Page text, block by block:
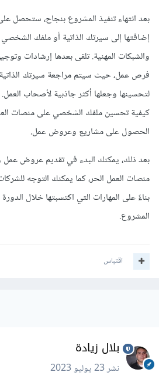
بعد انتهاء تنفيذ المشروع بنجاح، ستحصل
إضافتها إلى سيرتك الذاتية أو ملفك
والشبكات المهنية. تلقى بعدها إرشادات
فرص عمل، حيث سيتم مراجعة سيرتك
لتحسينها وجعلها أكثر جاذبية لأصحاب
كيفية تحسين ملفك الشخصي على منصات
الحصول على مشاريع وعروض عمل.
بعد ذلك، يمكنك البدء في تقديم عروض
منصات العمل الحر، كما يمكنك التوجه
بناءً على المهارات التي اكتسبتها خلال الدورة
المشروع.
اقتباس
بلال زيادة
نشر23 يوليو 2023